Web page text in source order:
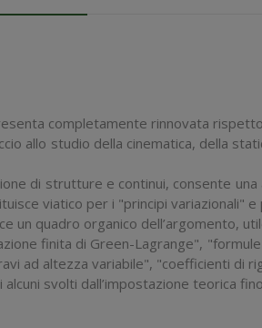
completamente rinnovata
allo studio della cinematica, della
di strutture e continui, consente
viatico per i "principi variazionali" e
un quadro organico dell’argomento,
finita di Green-Lagrange",
ad altezza variabile", "coefficienti di
svolti dall’impostazione teorica